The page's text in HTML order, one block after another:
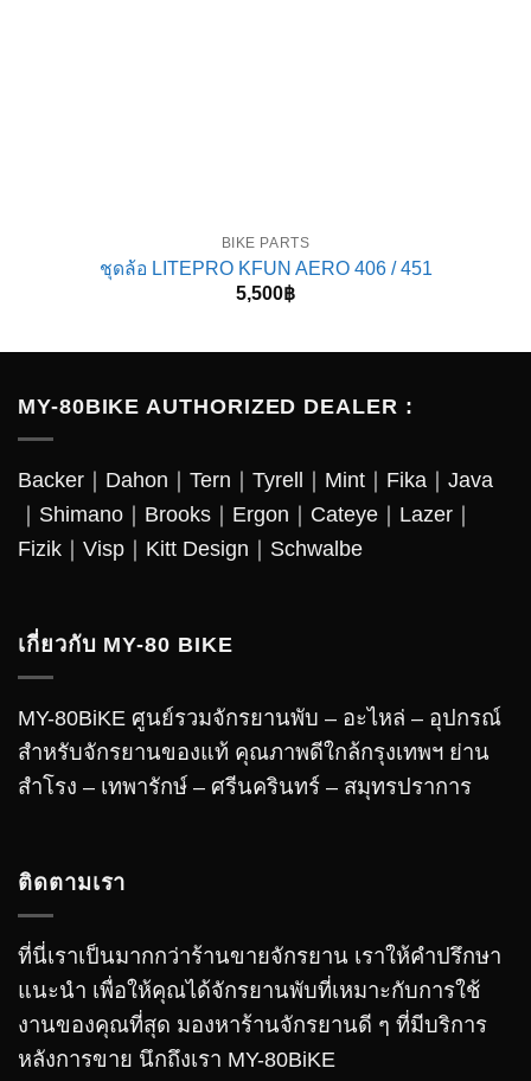
BIKE PARTS
ชุดล้อ LITEPRO KFUN AERO 406 / 451
5,500฿
MY-80BIKE AUTHORIZED DEALER :
Backer ｜ Dahon ｜ Tern ｜ Tyrell ｜ Mint ｜ Fika ｜ Java
｜ Shimano ｜ Brooks ｜ Ergon ｜ Cateye ｜ Lazer ｜
Fizik｜Visp｜Kitt Design｜ Schwalbe
เกี่ยวกับ MY-80 BIKE
MY-80BiKE ศูนย์รวมจักรยานพับ – อะไหล่ – อุปกรณ์
สำหรับจักรยานของแท้ คุณภาพดีใกล้กรุงเทพฯ ย่าน
สำโรง – เทพารักษ์ – ศรีนครินทร์ – สมุทรปราการ
ติดตามเรา
ที่นี่เราเป็นมากกว่าร้านขายจักรยาน เราให้คำปรึกษา
แนะนำ เพื่อให้คุณได้จักรยานพับที่เหมาะกับการใช้
งานของคุณที่สุด มองหาร้านจักรยานดี ๆ ที่มีบริการ
หลังการขาย นึกถึงเรา MY-80BiKE